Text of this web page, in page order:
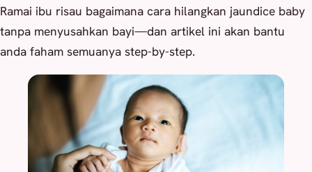
Ramai ibu risau bagaimana cara hilangkan jaundice baby
tanpa menyusahkan bayi—dan artikel ini akan bantu
anda faham semuanya step-by-step.